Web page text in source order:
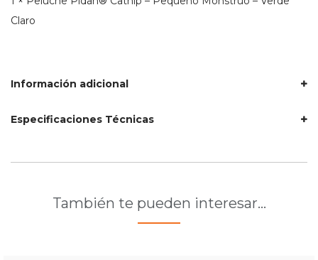
Claro
Información adicional
Especificaciones Técnicas
También te pueden interesar…